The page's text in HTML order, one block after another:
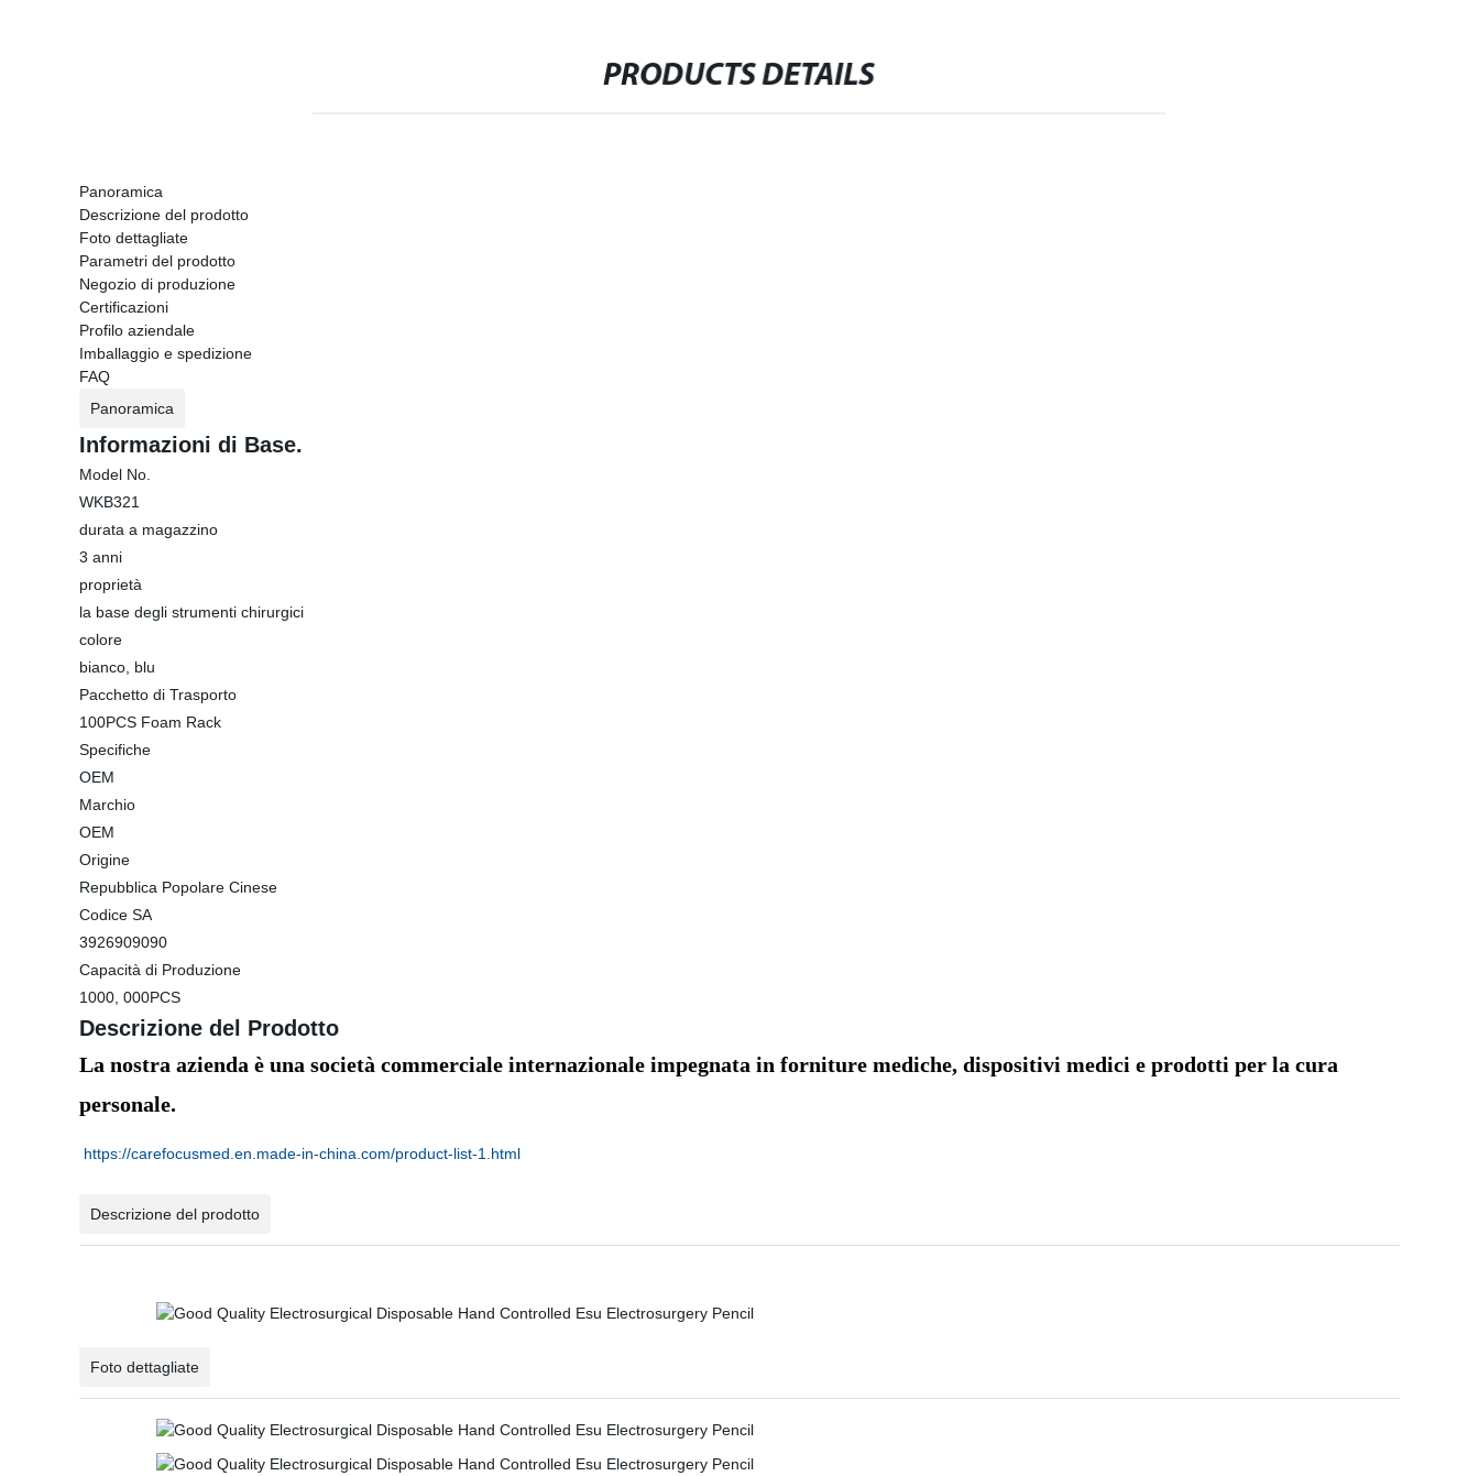
PRODUCTS DETAILS
Panoramica
Descrizione del prodotto
Foto dettagliate
Parametri del prodotto
Negozio di produzione
Certificazioni
Profilo aziendale
Imballaggio e spedizione
FAQ
Panoramica
Informazioni di Base.
Model No.
WKB321
durata a magazzino
3 anni
proprietà
la base degli strumenti chirurgici
colore
bianco, blu
Pacchetto di Trasporto
100PCS Foam Rack
Specifiche
OEM
Marchio
OEM
Origine
Repubblica Popolare Cinese
Codice SA
3926909090
Capacità di Produzione
1000, 000PCS
Descrizione del Prodotto
La nostra azienda è una società commerciale internazionale impegnata in forniture mediche, dispositivi medici e prodotti per la cura
personale.
https://carefocusmed.en.made-in-china.com/product-list-1.html
Descrizione del prodotto
Foto dettagliate